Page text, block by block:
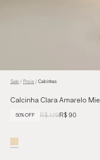
Sale / Praia / Calcinhas
Calcinha Clara Amarelo Mie
50% OFF R$ 179R$ 90